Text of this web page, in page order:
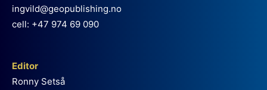
ingvild@geopublishing.no
cell: +47 974 69 090
Editor
Ronny Setså